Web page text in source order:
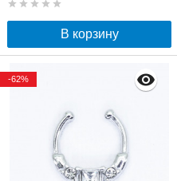
В корзину
-62%